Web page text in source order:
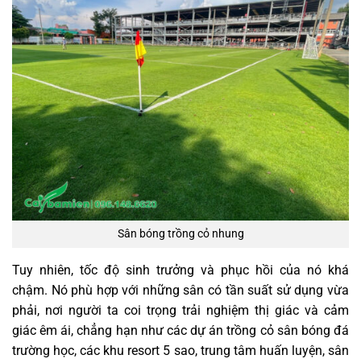
Sân bóng trồng cỏ nhung
Tuy nhiên, tốc độ sinh trưởng và phục hồi của nó khá
chậm. Nó phù hợp với những sân có tần suất sử dụng vừa
phải, nơi người ta coi trọng trải nghiệm thị giác và cảm
giác êm ái, chẳng hạn như các dự án trồng cỏ sân bóng đá
trường học, các khu resort 5 sao, trung tâm huấn luyện, sân